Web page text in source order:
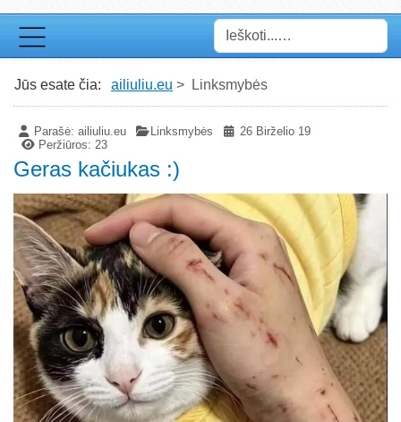
Paieška
Jūs esate čia: ailiuliu.eu Linksmybės
Parašė:ailiuliu.eu Linksmybės
26 Birželio 19
Peržiūros: 23
Geras kačiukas :)